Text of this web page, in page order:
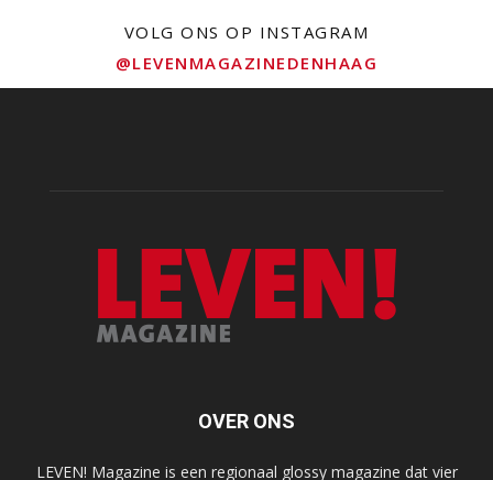
VOLG ONS OP INSTAGRAM
@LEVENMAGAZINEDENHAAG
OVER ONS
LEVEN! Magazine is een regionaal glossy magazine dat vier